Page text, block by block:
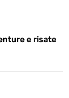
e risate